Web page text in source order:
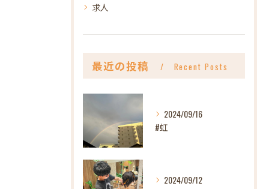
求人
最近の投稿 Recent Posts
2024/09/16
#虹
2024/09/12